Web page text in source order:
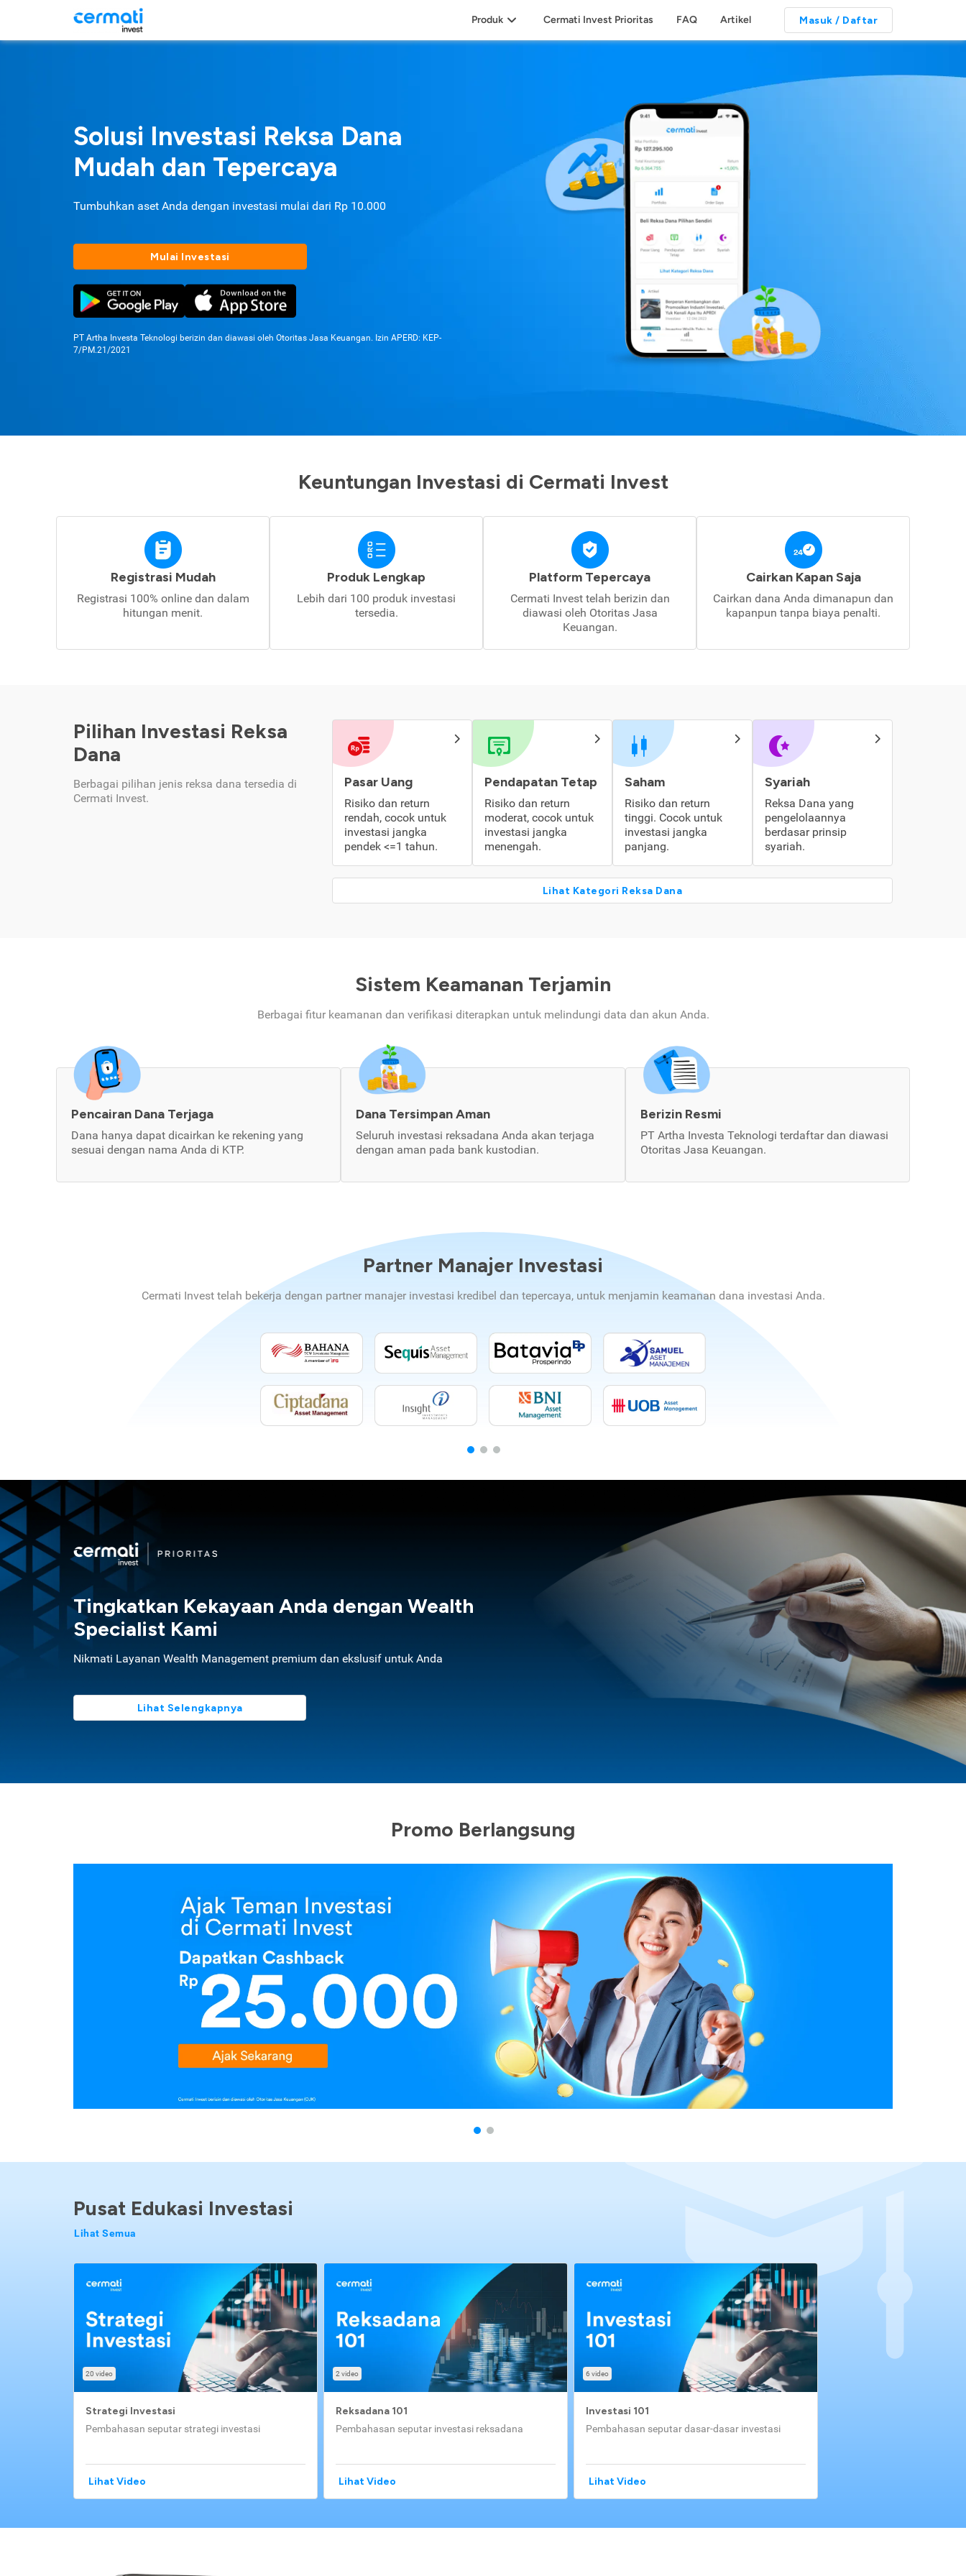
Produk Cermati Invest Prioritas FAQ Artikel Masuk / Daftar
Solusi Investasi Reksa Dana
Mudah dan Tepercaya
Tumbuhkan aset Anda dengan investasi mulai dari Rp 10.000
Mulai Investasi
PT Artha Investa Teknologi berizin dan diawasi oleh Otoritas Jasa Keuangan. Izin APERD: KEP-
7/PM.21/2021
Keuntungan Investasi di Cermati Invest
Registrasi Mudah
Registrasi 100% online dan dalam
hitungan menit.
Produk Lengkap
Lebih dari 100 produk investasi
tersedia.
Platform Tepercaya
Cermati Invest telah berizin dan
diawasi oleh Otoritas Jasa
Keuangan.
Cairkan Kapan Saja
Cairkan dana Anda dimanapun dan
kapanpun tanpa biaya penalti.
Pilihan Investasi Reksa
Dana
Berbagai pilihan jenis reksa dana tersedia di
Cermati Invest.
Pasar Uang
Risiko dan return
rendah, cocok untuk
investasi jangka
pendek <=1 tahun.
Pendapatan Tetap
Risiko dan return
moderat, cocok untuk
investasi jangka
menengah.
Saham
Risiko dan return
tinggi. Cocok untuk
investasi jangka
panjang.
Syariah
Reksa Dana yang
pengelolaannya
berdasar prinsip
syariah.
Lihat Kategori Reksa Dana
Sistem Keamanan Terjamin
Berbagai fitur keamanan dan verifikasi diterapkan untuk melindungi data dan akun Anda.
Pencairan Dana Terjaga
Dana hanya dapat dicairkan ke rekening yang
sesuai dengan nama Anda di KTP.
Dana Tersimpan Aman
Seluruh investasi reksadana Anda akan terjaga
dengan aman pada bank kustodian.
Berizin Resmi
PT Artha Investa Teknologi terdaftar dan diawasi
Otoritas Jasa Keuangan.
Partner Manajer Investasi
Cermati Invest telah bekerja dengan partner manajer investasi kredibel dan tepercaya, untuk menjamin keamanan dana investasi Anda.
Tingkatkan Kekayaan Anda dengan Wealth
Specialist Kami
Nikmati Layanan Wealth Management premium dan ekslusif untuk Anda
Lihat Selengkapnya
Promo Berlangsung
Pusat Edukasi Investasi
Lihat Semua
20 video
Strategi Investasi
Pembahasan seputar strategi investasi
Lihat Video
2 video
Reksadana 101
Pembahasan seputar investasi reksadana
Lihat Video
6 video
Investasi 101
Pembahasan seputar dasar-dasar investasi
Lihat Video